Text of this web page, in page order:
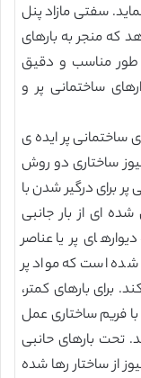
سفتی مازاد پنل
که منجر به بارهای
طور مناسب و دقیق
ساختمانی پر و
ساختمانی پر ایده ی
ساختاری دو روش
پر برای درگیر شدن با
ای از بار جانبی
پر یا عناصر
است که مواد پر
برای بارهای کمتر،
فریم ساختاری عمل
تحت بارهای حانبی
از ساختار رها شده